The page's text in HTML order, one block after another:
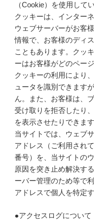
（Cookie）を使用して
クッキーは、インター
ウェブサーバーがお客
情報で、お客様のディ
こともあります。クッ
ーはお客様がどのペー
クッキーの利用により
ュータを識別できます
ん。また、お客様は、
受け取りを拒否したり
を表示させたりできます
当サイトでは、ウェブ
アドレス（ご利用され
番号）を、当サイトの
原因を突き止め解決す
ーバー管理のため等で
アドレスで個人を特定
●アクセスログについて